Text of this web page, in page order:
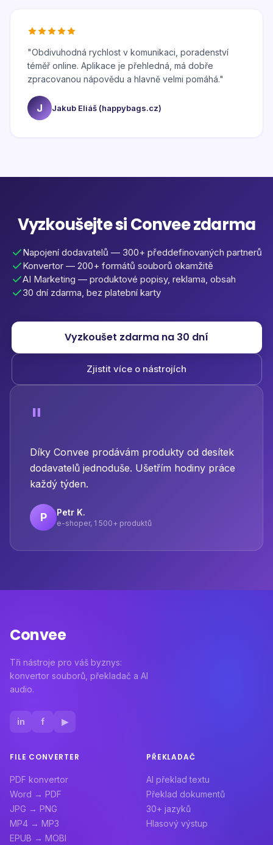
"Obdivuhodná rychlost v komunikaci, poradenství
téměř online. Aplikace je přehledná, má dobře
zpracovanou nápovědu a hlavně velmi pomáhá."
J Jakub Eliáš (happybags.cz)
Vyzkoušejte si Convee zdarma
Napojení dodavatelů — 300+ předdefinovaných partnerů
Konvertor — 200+ formátů souborů okamžitě
AI Marketing — produktové popisy, reklama, obsah
30 dní zdarma, bez platební karty
Vyzkoušet zdarma na 30 dní
Zjistit více o nástrojích
"
Díky Convee prodávám produkty od desítek
dodavatelů jednoduše. Ušetřím hodiny práce
každý týden.
P Petr K.
e-shoper, 1 500+ produktů
Convee
Tři nástroje pro váš byznys:
konvertor souborů, překladač a AI
audio.
in f ▶
FILE CONVERTER
PDF konvertor
Word → PDF
JPG → PNG
MP4 → MP3
EPUB → MOBI
PŘEKLADAČ
AI překlad textu
Překlad dokumentů
30+ jazyků
Hlasový výstup